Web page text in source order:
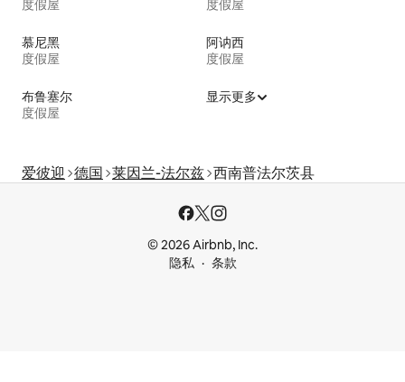
度假屋 度假屋
慕尼黑
度假屋
阿讷西
度假屋
布鲁塞尔
度假屋
显示更多
爱彼迎 德国 莱因兰-法尔兹 西南普法尔茨县
© 2026 Airbnb, Inc.
隐私
条款